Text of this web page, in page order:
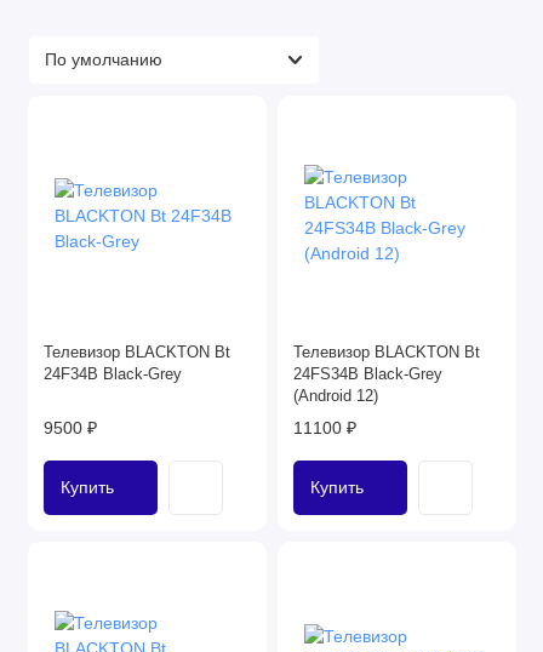
Телевизор BLACKTON Bt
24F34B Black-Grey
9500 ₽
Купить
Телевизор BLACKTON Bt
24FS34B Black-Grey
(Android 12)
11100 ₽
Купить